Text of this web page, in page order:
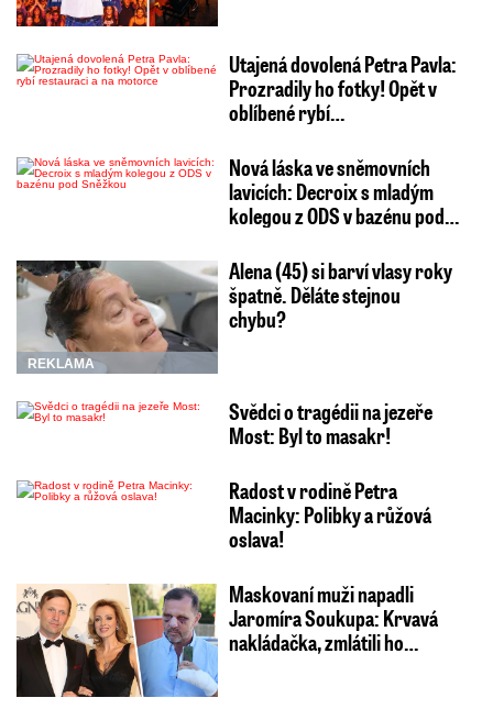
Utajená dovolená Petra Pavla:
Prozradily ho fotky! Opět v
oblíbené rybí…
Nová láska ve sněmovních
lavicích: Decroix s mladým
kolegou z ODS v bazénu pod…
REKLAMA
Alena (45) si barví vlasy roky
špatně. Děláte stejnou
chybu?
Svědci o tragédii na jezeře
Most: Byl to masakr!
Radost v rodině Petra
Macinky: Polibky a růžová
oslava!
Maskovaní muži napadli
Jaromíra Soukupa: Krvavá
nakládačka, zmlátili ho…